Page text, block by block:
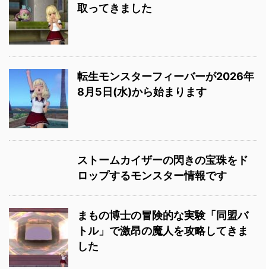
取ってきました
転生モンスターフィーバーが2026年
8月5日(水)から始まります
ストームカイザーの閃きの宝珠をド
ロップするモンスター情報です
まもの博士の冒険的な実験「同盟バ
トル」で激昂の魔人を攻略してきま
した